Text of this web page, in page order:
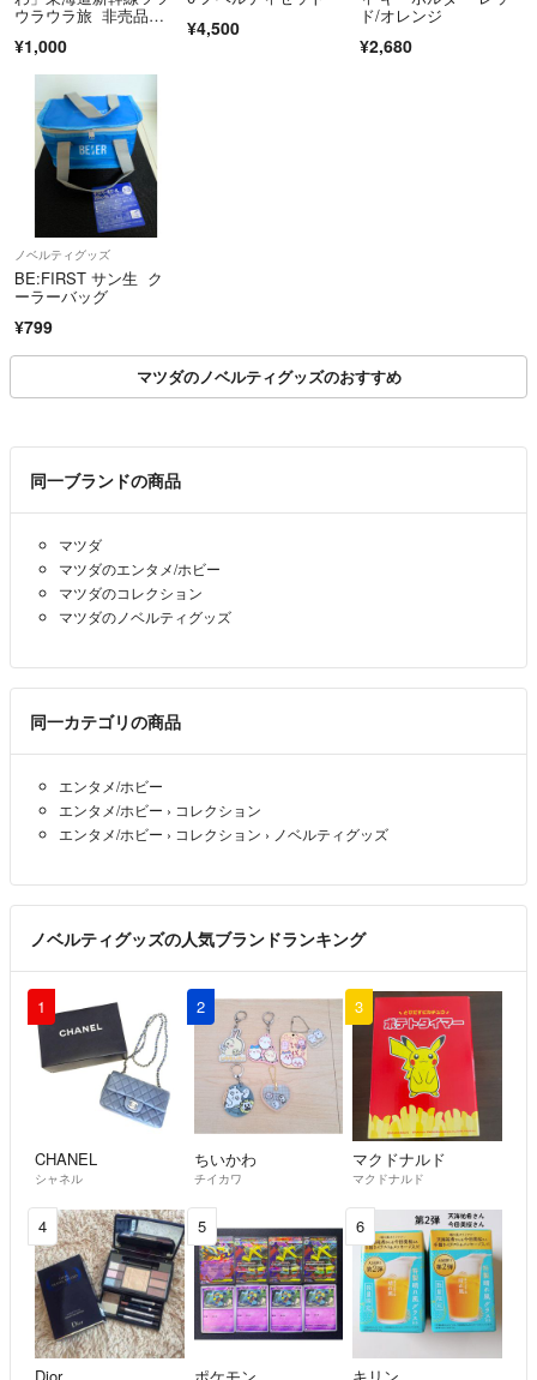
ウラウラ旅 非売品特
イカットステッカー 4
枚セット
¥1,000
¥4,500
ド/オレンジ
¥2,680
ノベルティグッズ
BE:FIRST サン生 ク
ーラーバッグ
¥799
マツダのノベルティグッズのおすすめ
同一ブランドの商品
マツダ
マツダのエンタメ/ホビー
マツダのコレクション
マツダのノベルティグッズ
同一カテゴリの商品
エンタメ/ホビー
エンタメ/ホビー › コレクション
エンタメ/ホビー › コレクション › ノベルティグッズ
ノベルティグッズの人気ブランドランキング
1
CHANEL
シャネル
2
ちいかわ
チイカワ
3
マクドナルド
マクドナルド
4 5 6